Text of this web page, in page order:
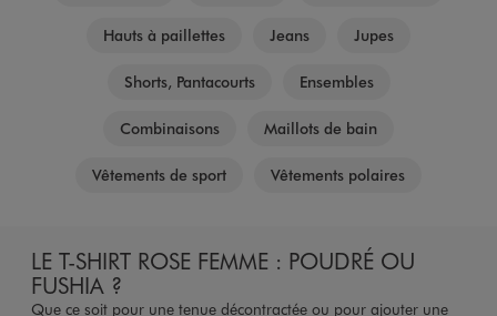
Hauts à paillettes Jeans Jupes
Shorts, Pantacourts Ensembles
Combinaisons Maillots de bain
Vêtements de sport Vêtements polaires
LE T-SHIRT ROSE FEMME : POUDRÉ OU
FUSHIA ?
Que ce soit pour une tenue décontractée ou pour ajouter une